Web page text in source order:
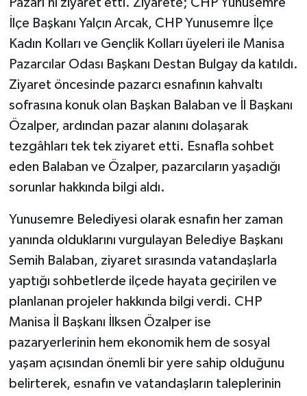
İlçe Başkanı Yalçın Arcak, CHP Yunusemre İlçe
Kadın Kolları ve Gençlik Kolları üyeleri ile Manisa
Pazarcılar Odası Başkanı Destan Bulgay da katıldı.
Ziyaret öncesinde pazarcı esnafının kahvaltı
sofrasına konuk olan Başkan Balaban ve İl Başkanı
Özalper, ardından pazar alanını dolaşarak
tezgâhları tek tek ziyaret etti. Esnafla sohbet
eden Balaban ve Özalper, pazarcıların yaşadığı
sorunlar hakkında bilgi aldı.
Yunusemre Belediyesi olarak esnafın her zaman
yanında olduklarını vurgulayan Belediye Başkanı
Semih Balaban, ziyaret sırasında vatandaşlarla
yaptığı sohbetlerde ilçede hayata geçirilen ve
planlanan projeler hakkında bilgi verdi. CHP
Manisa İl Başkanı İlksen Özalper ise
pazaryerlerinin hem ekonomik hem de sosyal
yaşam açısından önemli bir yere sahip olduğunu
belirterek, esnafın ve vatandaşların taleplerinin